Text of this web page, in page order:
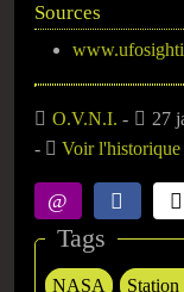
Sources
O.V.N.I. - 27
-
Voir l'historique
Tags
NASA Station